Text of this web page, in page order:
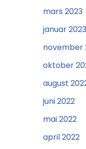
mars 2023
januar 2023
november
oktober
august
juni 2022
mai 2022
april 2022